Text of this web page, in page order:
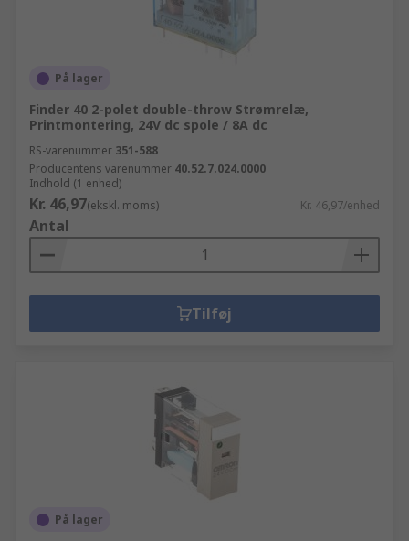
På lager
Finder 40 2-polet double-throw Strømrelæ,
Printmontering, 24V dc spole / 8A dc
RS-varenummer 351-588
Producentens varenummer 40.52.7.024.0000
Indhold (1 enhed)
Kr. 46,97(ekskl. moms) Kr. 46,97/enhed
Antal
Tilføj
På lager